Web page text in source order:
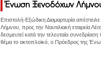
Ένωση Ξενοδόχων
Επιστολή-Εξώδικη Διαμαρτυρία
Λήμνου, προς την Ναυτιλιακή εταιρεία
δεσμευτεί κατά την τελευταία
θέμα το ακτοπλοϊκό, ο Πρόεδρος της